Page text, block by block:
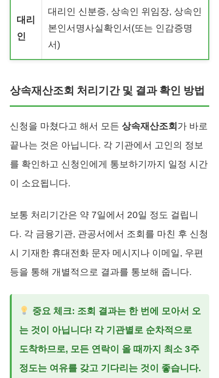
대리
인
대리인 신분증, 상속인 위임장, 상속인
본인서명사실확인서(또는 인감증명
서)
상속재산조회 처리기간 및 결과 확인 방법
신청을 마쳤다고 해서 모든 상속재산조회 가 바로
끝나는 것은 아닙니다. 각 기관에서 고인의 정보
를 확인하고 신청인에게 통보하기까지 일정 시간
이 소요됩니다.
보통 처리기간은 약 7일에서 20일 정도 걸립니
다. 각 금융기관, 관공서에서 조회를 마친 후 신청
시 기재한 휴대전화 문자 메시지나 이메일, 우편
등을 통해 개별적으로 결과를 통보해 줍니다.
중요 체크: 조회 결과는 한 번에 모아서 오
는 것이 아닙니다! 각 기관별로 순차적으로
도착하므로, 모든 연락이 올 때까지 최소 3주
정도는 여유를 갖고 기다리는 것이 좋습니다.